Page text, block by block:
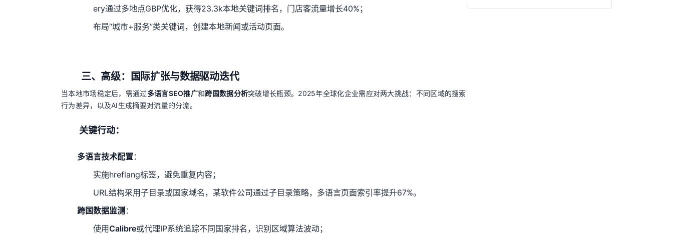
ery通过多地点GBP优化，获得23.3k本地关键词排名，门店客流量增长40%；
布局“城市+服务”类关键词，创建本地新闻或活动页面。
三、高级：国际扩张与数据驱动迭代
当本地市场稳定后，需通过多语言SEO推广和跨国数据分析突破增长瓶颈。2025年全球化企业需应对两大挑战：不同区域的搜索
行为差异，以及AI生成摘要对流量的分流。
关键行动：
多语言技术配置：
实施hreflang标签，避免重复内容；
URL结构采用子目录或国家域名，某软件公司通过子目录策略，多语言页面索引率提升67%。
跨国数据监测 ：
使用Calibre或代理IP系统追踪不同国家排名，识别区域算法波动；